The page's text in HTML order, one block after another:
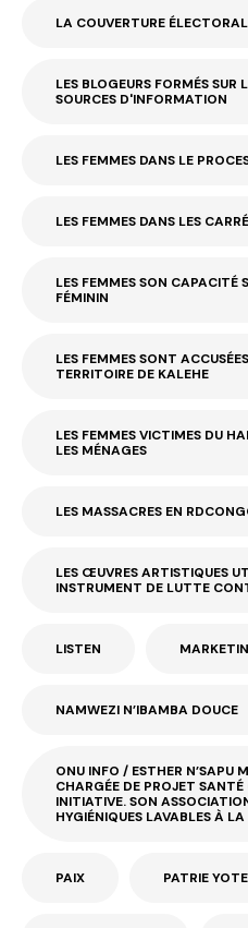
LA COUVERTURE
LES BLOGEURS FORMÉS SUR
SOURCES D'INFORMATION
LES FEMMES DANS LE
LES FEMMES DANS LES
LES FEMMES SON CAPACITÉ
FÉMININ
LES FEMMES SONT
TERRITOIRE DE KALEHE
LES FEMMES VICTIMES DU
LES MÉNAGES
LES MASSACRES EN
LES ŒUVRES ARTISTIQUES
INSTRUMENT DE LUTTE
LISTEN
NAMWEZI N’IBAMBA DOUCE
ONU INFO / ESTHER N’SAPU
CHARGÉE DE PROJET
INITIATIVE. SON
HYGIÉNIQUES LAVABLES À
PAIX PATRIE YOTE